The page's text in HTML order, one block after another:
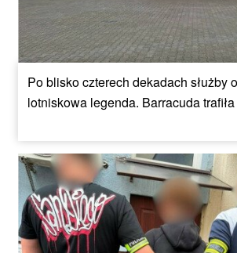
Po blisko czterech dekadach służby
lotniskowa legenda. Barracuda